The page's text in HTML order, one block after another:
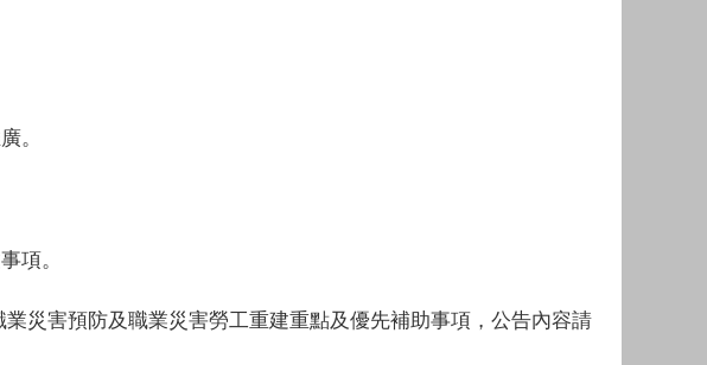
。
項。
災害預防及職業災害勞工重建重點及優先補助事項，公告內容請